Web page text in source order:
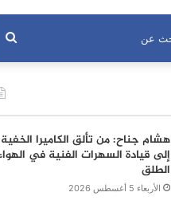
هشام جناح: من تألق الكاميرا الخفية
إلى قيادة السهرات الفنية في
الطلق
الأربعاء 5 أغسطس 2026